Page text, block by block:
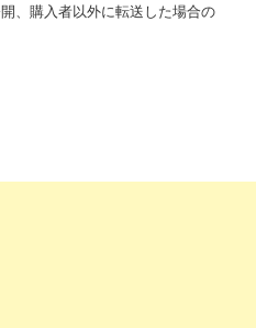
、購入者以外に転送した場合の